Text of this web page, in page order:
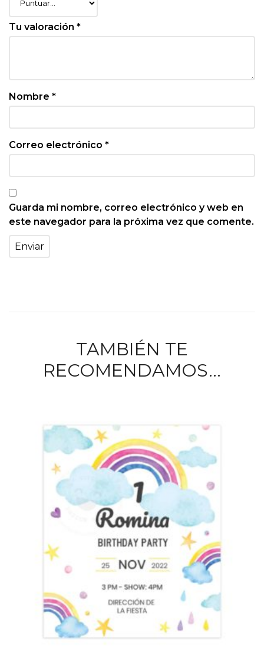
Tu valoración *
Nombre *
Correo electrónico *
Guarda mi nombre, correo electrónico y web en
este navegador para la próxima vez que comente.
TAMBIÉN TE
RECOMENDAMOS…